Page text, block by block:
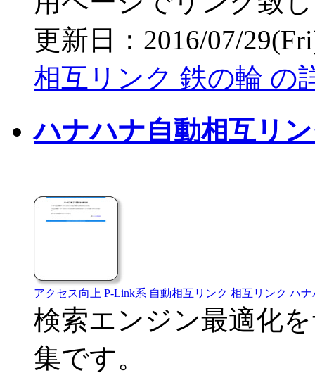
更新日：2016/07/
相互リンク 鉄の輪 の
ハナハナ自動相互リ
アクセス向上 P-Link系 自動相互リンク 相互リンク ハナ
検索エンジン最適化
集です。